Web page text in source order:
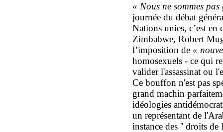
« Nous ne sommes pas
journée du débat
Nations unies, c’est en
Zimbabwe, Robert
l’imposition de «
homosexuels - ce qui
valider l'assassinat ou
Ce bouffon n'est pas
grand machin
idéologies
un représentant de
instance des '' droits de